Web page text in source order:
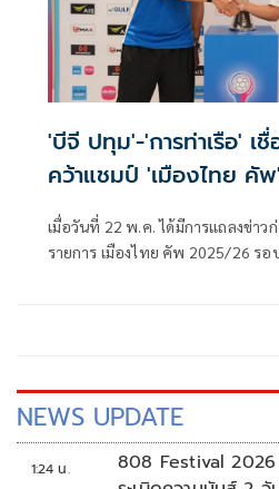
'บีจี ปทุม'-'การท่าเรือ' เ
คว้าแชมป์ 'เมืองไทย คั
เมื่อวันที่ 22 พ.ค. ได้มีการแถลงข่า
รายการ เมืองไทย คัพ 2025/26 รอบชิงชนะเลิศ คู่ระหว่าง บีจี
NEWS UPDATE
1:24 น.
808 Festival